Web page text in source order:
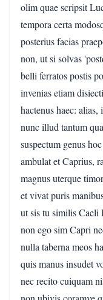
olim quae scripsit
tempora certa
posterius facias
non, ut si solvas
belli ferratos postis
invenias etiam
hactenus haec: alias,
nunc illud tantum
suspectum genus
ambulat et Caprius,
magnus uterque
et vivat puris
ut sis tu similis
non ego sim Capri
nulla taberna meos
quis manus insudet
nec recito cuiquam